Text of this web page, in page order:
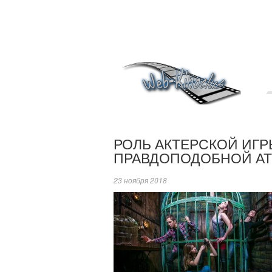
РОЛЬ АКТЕРСКОЙ
ПРАВДОПОДОБНОЙ
23 ноября 2018